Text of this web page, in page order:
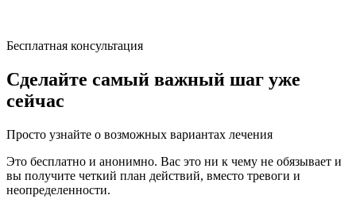
Бесплатная консультация
Сделайте самый важный шаг уже
сейчас
Просто узнайте о возможных вариантах лечения
Это бесплатно и анонимно. Вас это ни к чему не обязывает и
вы получите четкий план действий, вместо тревоги и
неопределенности.